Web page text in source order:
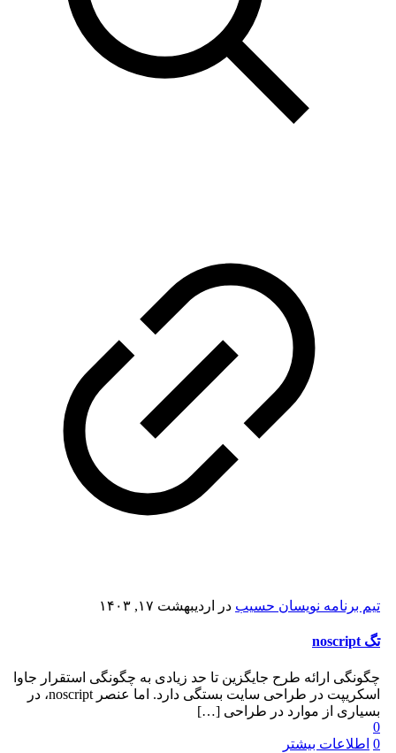
تیم برنامه نویسان حسیب در اردیبهشت ۱۷, ۱۴۰۳
تگ noscript
چگونگی ارائه طرح جایگزین تا حد زیادی به چگونگی استقرار جاوا
اسکریپت در طراحی سایت بستگی دارد. اما عنصر noscript، در
بسیاری از موارد در طراحی […]
0
0 اطلاعات بیشتر